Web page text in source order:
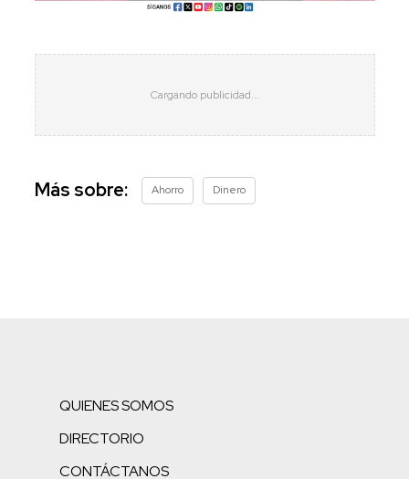
Más sobre: Ahorro Dinero
QUIENES SOMOS
DIRECTORIO
CONTÁCTANOS